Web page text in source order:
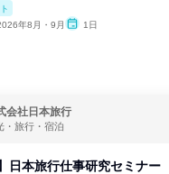
年8月・9月 1日
会社日本旅行
・旅行・宿泊
日本旅行仕事研究セミナ